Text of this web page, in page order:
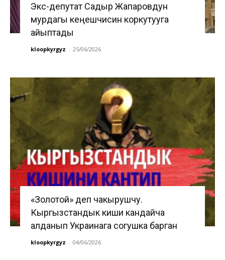
Экс-депутат Садыр Жапаровдун
мурдагы кеңешчисин коркутууга
айыптады
kloopkyrgyz - 25/06/2026
«Золотой» деп чакырушчу.
Кыргызстандык киши кандайча
алданып Украинага согушка барган
kloopkyrgyz - 04/06/2026